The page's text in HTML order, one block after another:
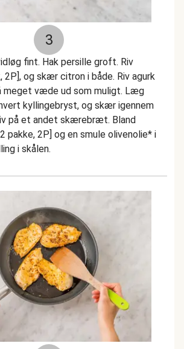
3
fint. Hak persille groft. Riv
og skær citron i både. Riv agurk
meget væde ud som muligt. Læg
kyllingebryst, og skær igennem
på et andet skærebræt. Bland
pakke, 2P] og en smule olivenolie* i
i skålen.